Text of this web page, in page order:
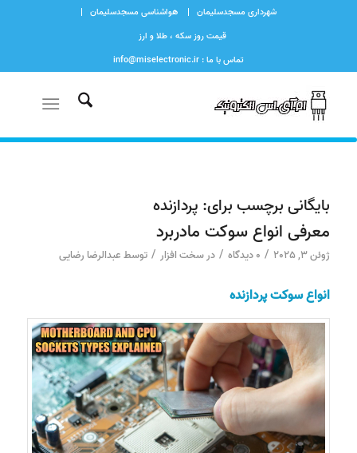
شهرداری مسجدسلیمان
هواشناسی مسجدسلیمان
قیمت روز سکه ، طلا و ارز
تماس با ما : info@miselectronic.ir
بایگانی برچسب برای: پردازنده
معرفی انواع سوکت مادربرد
ژوئن 3, 2025 / 0 دیدگاه / درسخت افزار / توسطعبدالرضا رضایی
انواع سوکت پردازنده